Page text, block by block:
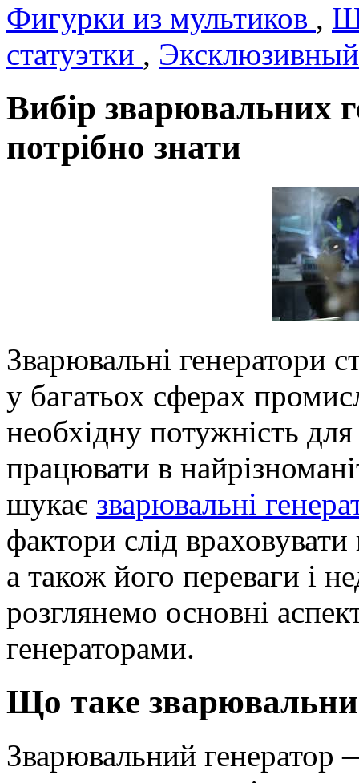
Фигурки из мультиков ,
статуэтки ,
Вибір зварювальних
потрібно знати
Зварювальні генератори
у багатьох сферах
необхідну потужність
працювати в
шукає зварювальні
фактори слід
а також його переваги і
розглянемо основні
генераторами.
Що таке
Зварювальний генератор